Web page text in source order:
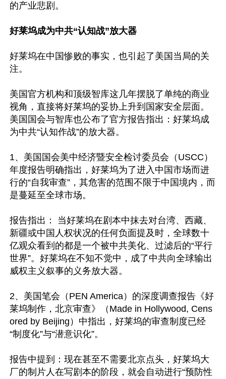
的产业悲剧。
好莱坞成为中共“认知战”放大器
好莱坞在中国惨败的事实，也引起了美国当局的关
注。
美国官方机构和顶级智库这几年摆脱了单纯的商业
视角，直接将好莱坞的妥协上升到国家安全层面。
美国国会与智库也公布了官方报告指出：好莱坞成
为中共“认知作战”的放大器。
1、美国国会美中经济暨安全检讨委员会（USCC）
年度报告明确指出，好莱坞为了进入中国市场而进
行的“自我审查”，其危害的范围不限于中国境内，而
是蔓延至全球市场。
报告指出： 当好莱坞在剧本中抹去对台湾、西藏、
新疆或中国人权状况的任何负面提及时，全球数十
亿观众看到的都是一个被中共美化、过滤后的“平行
世界”。好莱坞在不知不觉中，成了中共向全球输出
威权主义叙事的义务放大器。
2、美国笔会（PEN America）的深度调查报告《好
莱坞制作，北京审查》（Made in Hollywood, Cens
ored by Beijing）中指出，好莱坞的审查制度已经
“制度化”与“潜意识化”。
报告中提到：现在甚至不需要北京点头，好莱坞大
厂的制片人在写剧本的阶段，就会自动进行“预防性